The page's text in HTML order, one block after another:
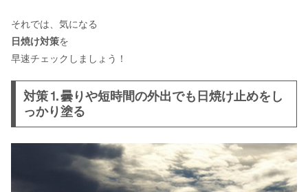
結婚式での二の腕のブツブツ対策！セ
際に効果がある5つの方法とは？
それでは、気になる
日焼け対策を
早速チェックしましょう！
対策⒈曇りや短時間の外出でも日焼け止めをし
っかり塗る